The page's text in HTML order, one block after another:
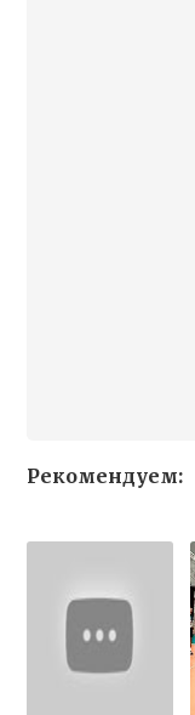
Рекомендуем: